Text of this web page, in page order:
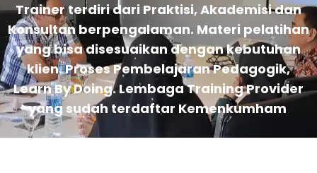
Trainer terdiri dari Praktisi, Akademisi dan
Konsultan berpengalaman. Materi pelatihan
yang bisa disesuaikan dengan kebutuhan
klien. Proses Pembelajaran Pedagogik,
Learn By Doing. Lembaga Training Provider
yang sudah terdaftar Kemenkumham